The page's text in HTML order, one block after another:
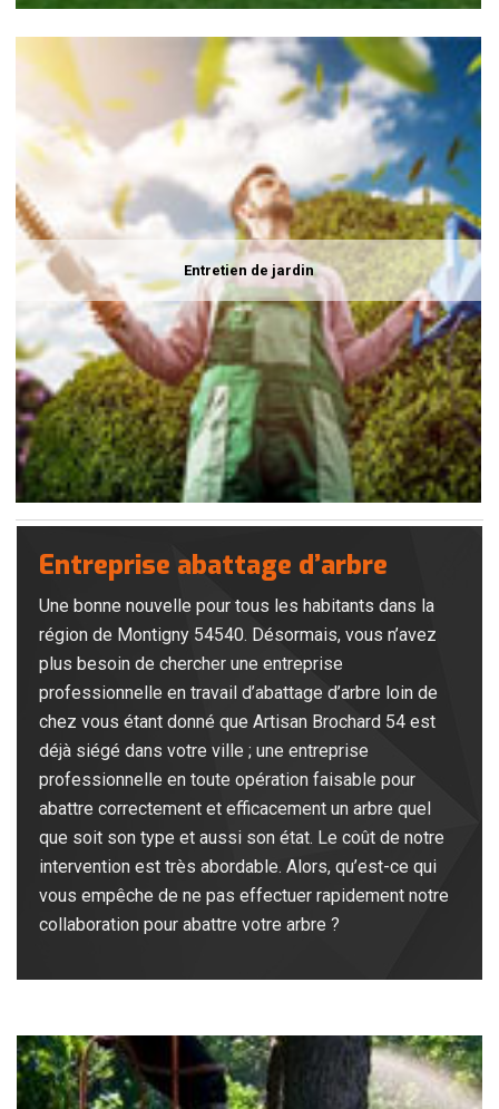
Entretien de jardin
Entreprise abattage d’arbre
Une bonne nouvelle pour tous les habitants dans la
région de Montigny 54540. Désormais, vous n’avez
plus besoin de chercher une entreprise
professionnelle en travail d’abattage d’arbre loin de
chez vous étant donné que Artisan Brochard 54 est
déjà siégé dans votre ville ; une entreprise
professionnelle en toute opération faisable pour
abattre correctement et efficacement un arbre quel
que soit son type et aussi son état. Le coût de notre
intervention est très abordable. Alors, qu’est-ce qui
vous empêche de ne pas effectuer rapidement notre
collaboration pour abattre votre arbre ?